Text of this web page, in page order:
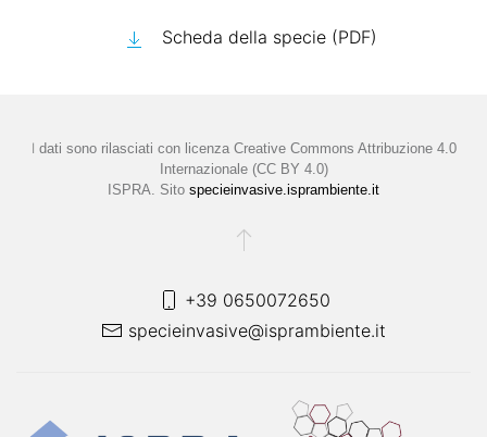
Scheda della specie (PDF)
I dati sono rilasciati con licenza Creative Commons Attribuzione 4.0
Internazionale (CC BY 4.0)
ISPRA. Sito specieinvasive.isprambiente.it
+39 0650072650
specieinvasive@isprambiente.it